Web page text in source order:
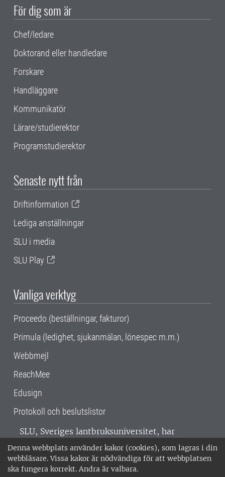
Denna webbplats använder kakor (cookies), som lagras i din
webbläsare. Vissa kakor är nödvändiga för att webbplatsen
ska fungera korrekt. Andra är valbara.
För dig som är
Chef/ledare
Doktorand eller handledare
Forskare
Handläggare
Kommunikatör
Lärare/studierektor
Programstudierektor
Senaste nytt från
Driftinformation
Lediga anställningar
SLU i media
SLU Play
Vanliga verktyg
Proceedo (beställningar, fakturor)
Primula (ledighet, sjukanmälan, lönespec m.m.)
Webbmejl
ReachMee
Edusign
Protokoll och beslutslistor
SLU, Sveriges lantbruksuniversitet, har
verksamhet över hela Sverige. Huvudorter är
Alnarp, Uppsala och Umeå.SLU är
miljöcertifierat enligt ISO 14001. •